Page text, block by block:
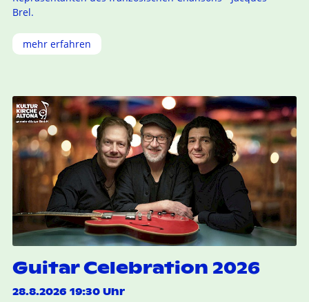
Brel.
mehr erfahren
Guitar Celebration 2026
28.8.2026 19:30 Uhr